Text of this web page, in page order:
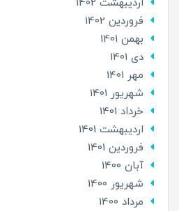
ارديبهشت 1402
فروردین 1402
بهمن 1401
دی 1401
مهر 1401
شهریور 1401
خرداد 1401
ارديبهشت 1401
فروردین 1401
آبان 1400
شهریور 1400
مرداد 1400